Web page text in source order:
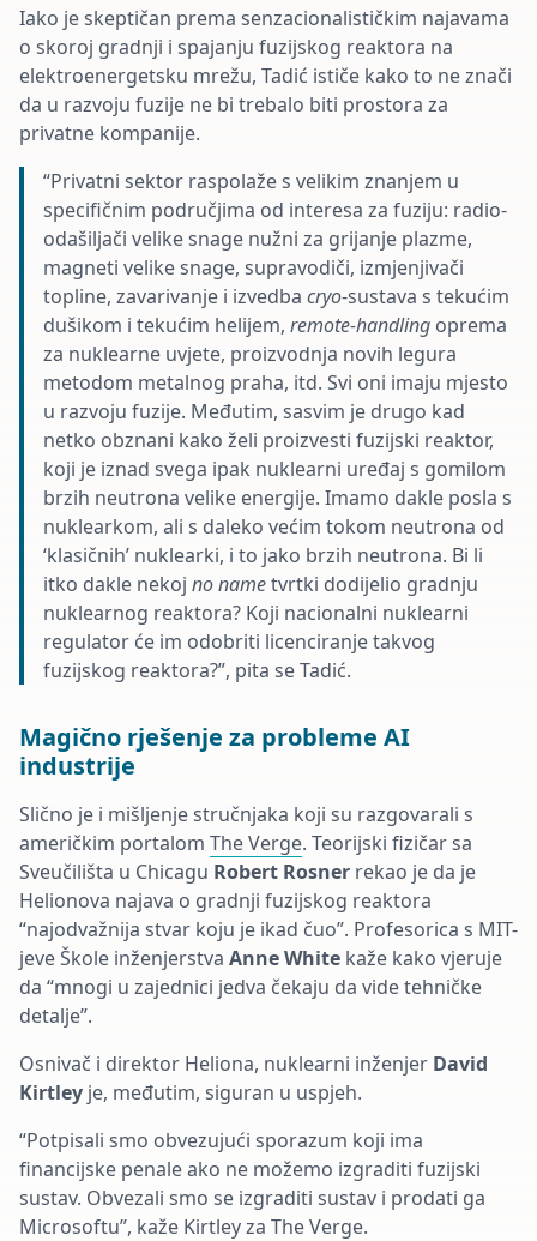
Iako je skeptičan prema senzacionalističkim najavama
o skoroj gradnji i spajanju fuzijskog reaktora na
elektroenergetsku mrežu, Tadić ističe kako to ne znači
da u razvoju fuzije ne bi trebalo biti prostora za
privatne kompanije.
“Privatni sektor raspolaže s velikim znanjem u
specifičnim područjima od interesa za fuziju: radio-
odašiljači velike snage nužni za grijanje plazme,
magneti velike snage, supravodiči, izmjenjivači
topline, zavarivanje i izvedba cryo-sustava s tekućim
dušikom i tekućim helijem, remote-handling oprema
za nuklearne uvjete, proizvodnja novih legura
metodom metalnog praha, itd. Svi oni imaju mjesto
u razvoju fuzije. Međutim, sasvim je drugo kad
netko obznani kako želi proizvesti fuzijski reaktor,
koji je iznad svega ipak nuklearni uređaj s gomilom
brzih neutrona velike energije. Imamo dakle posla s
nuklearkom, ali s daleko većim tokom neutrona od
‘klasičnih’ nuklearki, i to jako brzih neutrona. Bi li
itko dakle nekoj no nametvrtki dodijelio gradnju
nuklearnog reaktora? Koji nacionalni nuklearni
regulator će im odobriti licenciranje takvog
fuzijskog reaktora?”, pita se Tadić.
Magično rješenje za probleme AI
industrije
Slično je i mišljenje stručnjaka koji su razgovarali s
američkim portalom The Verge. Teorijski fizičar sa
Sveučilišta u Chicagu Robert Rosner rekao je da je
Helionova najava o gradnji fuzijskog reaktora
“najodvažnija stvar koju je ikad čuo”. Profesorica s MIT-
jeve Škole inženjerstva Anne White kaže kako vjeruje
da “mnogi u zajednici jedva čekaju da vide tehničke
detalje”.
Osnivač i direktor Heliona, nuklearni inženjer David
Kirtley je, međutim, siguran u uspjeh.
“Potpisali smo obvezujući sporazum koji ima
financijske penale ako ne možemo izgraditi fuzijski
sustav. Obvezali smo se izgraditi sustav i prodati ga
Microsoftu”, kaže Kirtley za The Verge.